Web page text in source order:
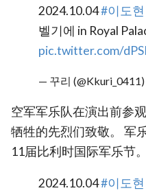
2024.10.04#이도현
벨기에 in Royal
pic.twitter.com/
— 꾸리 (@Kkuri_0411)
空军军乐队在演出前参
牺牲的先烈们致敬。 军
11届比利时国际军乐节。
2024.10.04#이도현